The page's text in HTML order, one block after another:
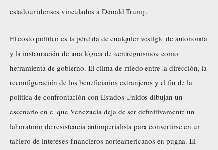
estadounidenses vinculados a Donald Trump.
El costo político es la pérdida de cualquier vestigio de autonomía
y la instauración de una lógica de «entreguismo» como
herramienta de gobierno. El clima de miedo entre la dirección, la
reconfiguración de los beneficiarios extranjeros y el fin de la
política de confrontación con Estados Unidos dibujan un
escenario en el que Venezuela deja de ser definitivamente un
laboratorio de resistencia antimperialista para convertirse en un
tablero de intereses financieros norteamericanos en pugna. El